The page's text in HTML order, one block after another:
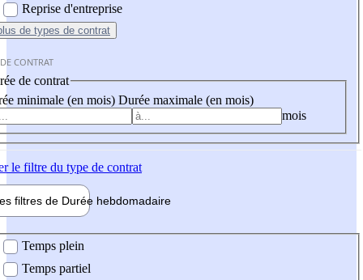
Reprise d'entreprise
de types de contrat
CONTRAT
de contrat
minimale (en mois) Durée maximale (en mois)
mois
le filtre du type de contrat
filtres de Durée hebdomadaire
Temps plein
Temps partiel